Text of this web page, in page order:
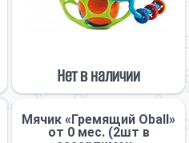
Нет в наличии
Мячик «Гремящий Oball»
от 0 мес. (2шт в